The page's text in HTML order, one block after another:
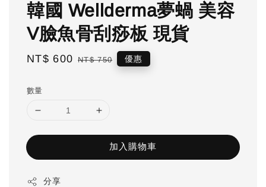
韓國 Wellderma夢蝸 美容
V臉魚骨刮痧板 現貨
Sale
NT$ 600 Regular
NT$ 750 優惠
數量
加入購物車
分享